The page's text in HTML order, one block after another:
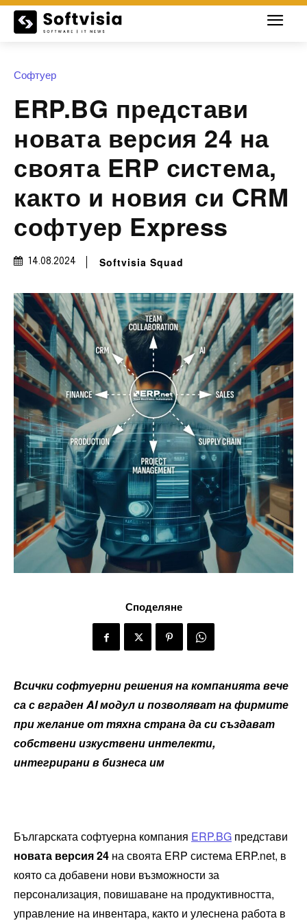
Софтуер
ERP.BG представи
новата версия 24 на
своята ERP система,
както и новия си CRM
софтуер Express
14.08.2024 Softvisia Squad
Споделяне
Всички софтуерни решения на компанията вече
са с вграденAIмодул и позволяват на фирмите
при желание от тяхна страна да си създават
собствени изкуствени интелекти,
интегрирани в бизнеса им
Българската софтуерна компания ERP.BG представи
новата версия 24 на своята ERP система ERP.net, в
която са добавени нови възможности за
персонализация, повишаване на продуктивността,
управление на инвентара, както и улеснена работа в